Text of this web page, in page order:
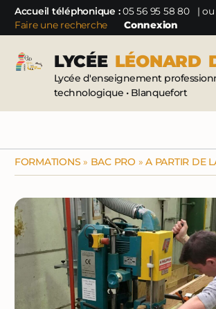
Accueil téléphonique :05 56 95 58 80 |
Faire une recherche
Connexion
LYCÉE LÉONARD
Lycée d'enseignement
technologique • Blanquefort
FORMATIONS » BAC PRO »A PARTIR DE